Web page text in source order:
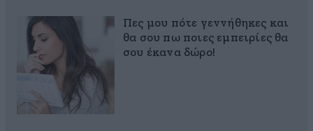
Πες μου πότε γεννήθηκες και
θα σου πω ποιες εμπειρίες θα
σου έκανα δώρο!